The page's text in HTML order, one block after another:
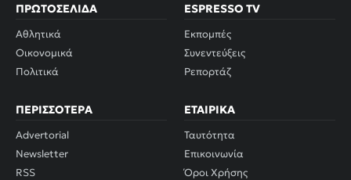
ΠΡΩΤΟΣΈΛΙΔΑ
Αθλητικά
Οικονομικά
Πολιτικά
ESPRESSO TV
Εκπομπές
Συνεντεύξεις
Ρεπορτάζ
ΠΕΡΙΣΣΌΤΕΡΑ
Advertorial
Newsletter
RSS
ΕΤΑΙΡΙΚΆ
Ταυτότητα
Επικοινωνία
Όροι Χρήσης